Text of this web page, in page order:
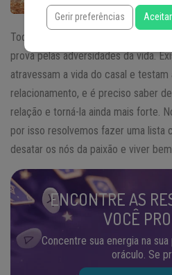
Todo relacionamento é pelo menos
prova pelas adversidades da vida.
atravessam a vida do casal e
relacionamento, e é preciso saber
relação e torná-la ainda mais forte.
por isso resolvemos fazer uma lista
desatar os nós da paixão e viver
ENCONTRE AS
VOCÊ
Concentre sua energia na
oráculo. Se
Gerir preferências Aceitar